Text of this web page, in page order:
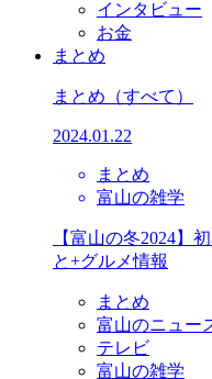
インタビュー
お金
まとめ
まとめ （すべて）
2024.01.22
まとめ
富山の雑学
【富山の冬2024】
と+グルメ情報
まとめ
富山のニュー
テレビ
富山の雑学